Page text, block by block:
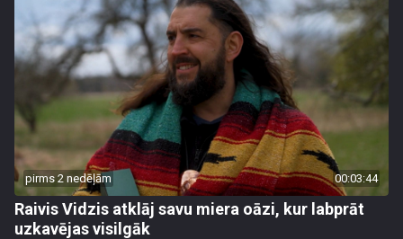
pirms 2 nedēļām 00:03:44
Raivis Vidzis atklāj savu miera oāzi, kur labprāt
uzkavējas visilgāk